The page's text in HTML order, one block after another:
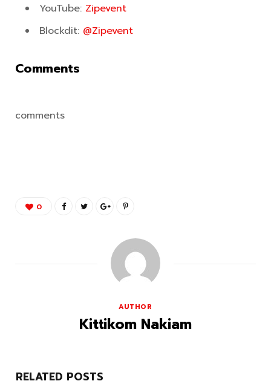
YouTube: Zipevent
Blockdit: @Zipevent
Comments
comments
0
AUTHOR
Kittikom Nakiam
RELATED POSTS